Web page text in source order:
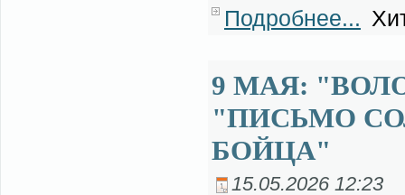
Подробнее...
9 МАЯ:
"ПИСЬМО
БОЙЦА"
15.05.2026 12:23